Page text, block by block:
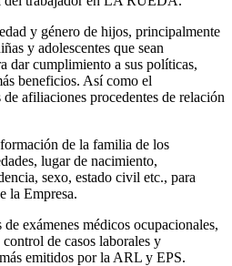
y género de hijos, principalmente
y adolescentes que sean
dar cumplimiento a sus políticas,
beneficios. Así como el
afiliaciones procedentes de relación
de la familia de los
lugar de nacimiento,
sexo, estado civil etc., para
la Empresa.
exámenes médicos ocupacionales,
de casos laborales y
emitidos por la ARL y EPS.